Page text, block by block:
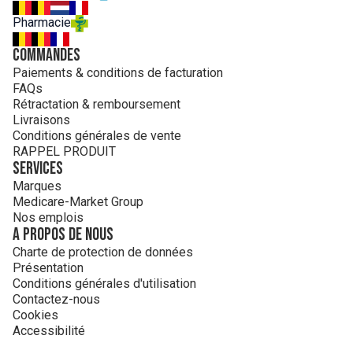
Pharmacie
Commandes
Paiements & conditions de facturation
FAQs
Rétractation & remboursement
Livraisons
Conditions générales de vente
RAPPEL PRODUIT
Services
Marques
Medicare-Market Group
Nos emplois
A propos de nous
Charte de protection de données
Présentation
Conditions générales d'utilisation
Contactez-nous
Cookies
Accessibilité